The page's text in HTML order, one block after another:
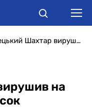
Донецький Шахтар вирушив на бій у Німеччину: список футболістів
на